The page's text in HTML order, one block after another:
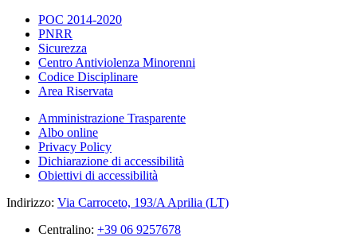
POC 2014-2020
PNRR
Sicurezza
Centro Antiviolenza Minorenni
Codice Disciplinare
Area Riservata
Amministrazione Trasparente
Albo online
Privacy Policy
Dichiarazione di accessibilità
Obiettivi di accessibilità
Indirizzo: Via Carroceto, 193/A Aprilia (LT)
Centralino: +39 06 9257678